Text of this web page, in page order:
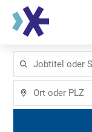
oder
Stichwort